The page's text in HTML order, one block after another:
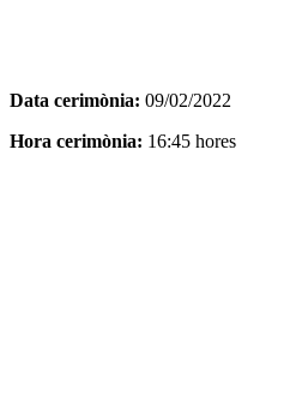
Data cerimònia: 09/02/2022
Hora cerimònia: 16:45 hores